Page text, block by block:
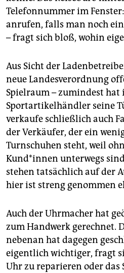
Telefonnummer im
anrufen, falls man noch
– fragt sich bloß, wohin
Aus Sicht der
neue Landesverordnung
Spielraum – zumindest hat
Sportartikelhändler seine
verkaufe schließlich auch
der Verkäufer, der ein
Turnschuhen steht, weil
Kund*innen unterwegs
stehen tatsächlich auf der
hier ist streng genommen
Auch der Uhrmacher hat
zum Handwerk gerechnet.
nebenan hat dagegen
eigentlich wichtiger, fragt
Uhr zu reparieren oder das